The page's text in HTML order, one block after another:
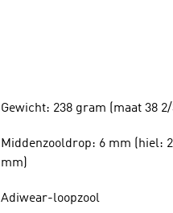
Gewicht: 238 gram (maat 38 2/
Middenzooldrop: 6 mm (hiel:
mm)
Adiwear-loopzool